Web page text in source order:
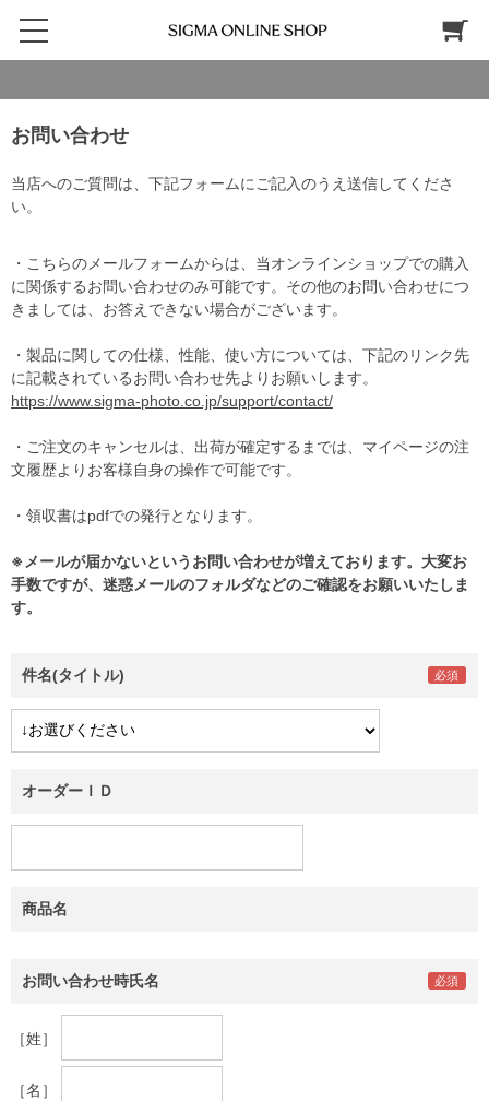
お問い合わせ
当店へのご質問は、下記フォームにご記入のうえ送信してくださ
い。
・こちらのメールフォームからは、当オンラインショップでの購入
に関係するお問い合わせのみ可能です。その他のお問い合わせにつ
きましては、お答えできない場合がございます。
・製品に関しての仕様、性能、使い方については、下記のリンク先
に記載されているお問い合わせ先よりお願いします。
https://www.sigma-photo.co.jp/support/contact/
・ご注文のキャンセルは、出荷が確定するまでは、マイページの注
文履歴よりお客様自身の操作で可能です。
・領収書はpdfでの発行となります。
※メールが届かないというお問い合わせが増えております。大変お
手数ですが、迷惑メールのフォルダなどのご確認をお願いいたしま
す。
件名(タイトル)
オーダーＩＤ
商品名
お問い合わせ時氏名
［姓］
［名］